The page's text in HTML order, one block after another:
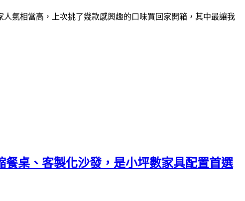
人氣相當高，上次挑了幾款感興趣的口味買回家開箱，其中最讓我
桌、客製化沙發，是小坪數家具配置首選